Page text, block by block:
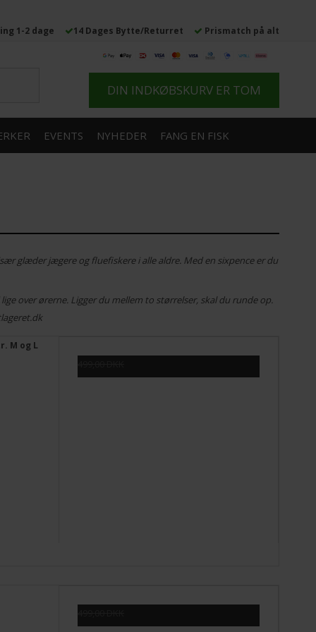
1-2 dage 14 Dages Bytte/Returret Prismatch på alt
DIN INDKØBSKURV ER TOM
EVENTS NYHEDER FANG EN FISK
glæder jægere og fluefiskere i alle aldre. Med en sixpence er du
over ørerne. Ligger du mellem to størrelser, skal du runde op.
M og L